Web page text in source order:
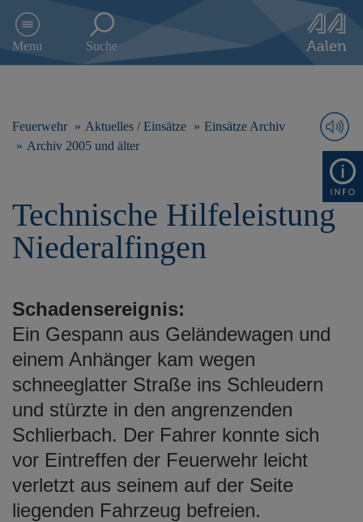
e
h
Menu Suche
Feuerwehr Aktuelles / Einsätze
Einsätze Archiv
Archiv 2005 und älter
Technische Hilfeleistung
Niederalfingen
Schadensereignis:
Ein Gespann aus Geländewagen und
einem Anhänger kam wegen
schneeglatter Straße ins Schleudern
und stürzte in den angrenzenden
Schlierbach. Der Fahrer konnte sich
vor Eintreffen der Feuerwehr leicht
verletzt aus seinem auf der Seite
liegenden Fahrzeug befreien.